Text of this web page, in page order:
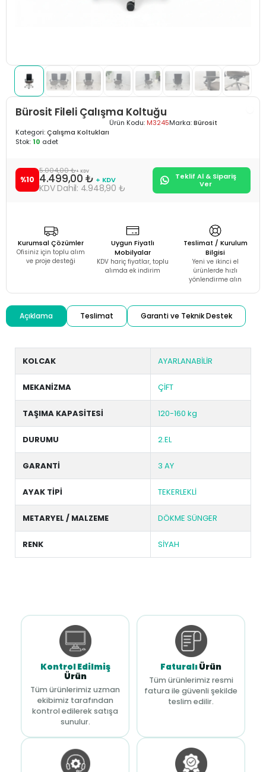
Bürosit Fileli Çalışma Koltuğu
Kategori:Çalışma Koltukları
Ürün Kodu: M3245Marka:Bürosit
Stok: 10 adet
%10
5.004,00 ₺+ KDV
4.499,00 ₺ + KDV
4.948,90 ₺
Teklif Al & Sipariş
Ver
Kurumsal Çözümler
Ofisiniz için toplu alım
ve proje desteği
Uygun Fiyatlı
Mobilyalar
KDV hariç fiyatlar, toplu
alımda ek indirim
Teslimat / Kurulum
Bilgisi
Yeni ve ikinci el
ürünlerde hızlı
yönlendirme alın
Açıklama Teslimat Garanti ve Teknik Destek
KOLCAK AYARLANABİLİR
MEKANİZMA ÇİFT
TAŞIMA KAPASİTESİ 120-160 kg
DURUMU 2.EL
GARANTİ 3 AY
AYAK TİPİ TEKERLEKLİ
METARYEL / MALZEME DÖKME SÜNGER
RENK SİYAH
Kontrol Edilmiş
Ürün
Tüm ürünlerimiz uzman
ekibimiz tarafından
kontrol edilerek satışa
sunulur.
FaturalıÜrün
Tüm ürünlerimiz resmi
fatura ile güvenli şekilde
teslim edilir.